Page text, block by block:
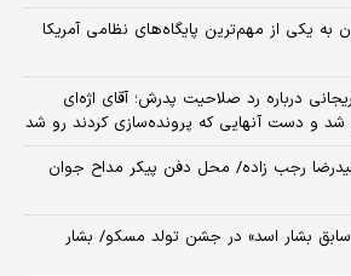
به یکی از مهم‌ترین پایگاه‌های نظامی آمریکا
درباره رد صلاحیت پدرش؛ آقای اژه‌ای
شد و دست آنهایی که پرونده‌سازی کردند رو شد
رجب زاده/ محل دفن پیکر مداح جوان
بشار اسد» در جشن تولد مسکو/ بشار